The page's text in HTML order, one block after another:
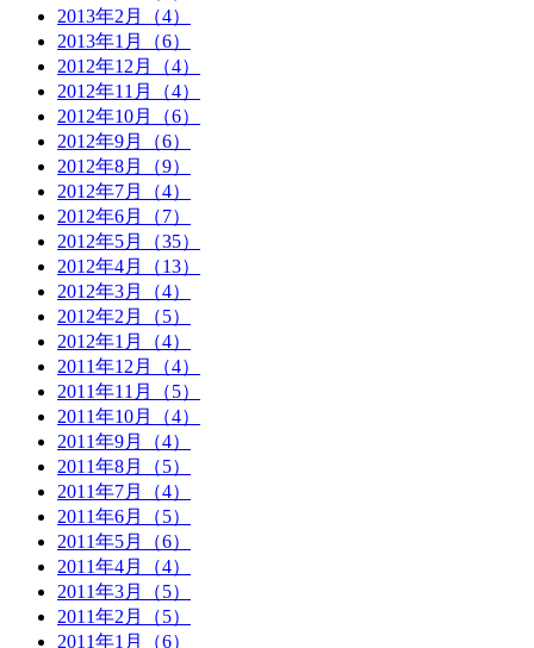
2013年2月（4）
2013年1月（6）
2012年12月（4）
2012年11月（4）
2012年10月（6）
2012年9月（6）
2012年8月（9）
2012年7月（4）
2012年6月（7）
2012年5月（35）
2012年4月（13）
2012年3月（4）
2012年2月（5）
2012年1月（4）
2011年12月（4）
2011年11月（5）
2011年10月（4）
2011年9月（4）
2011年8月（5）
2011年7月（4）
2011年6月（5）
2011年5月（6）
2011年4月（4）
2011年3月（5）
2011年2月（5）
2011年1月（6）